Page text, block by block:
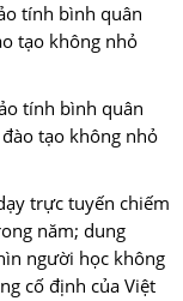
tính bình quân
tạo không nhỏ
tính bình quân
tạo không nhỏ
trực tuyến chiếm
năm; dung
người học không
cố định của Việt